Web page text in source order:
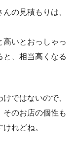
の見積もりは、
高いとおっしゃっ
と、相当高くなる
ではないので、
そのお店の個性も
れどね。